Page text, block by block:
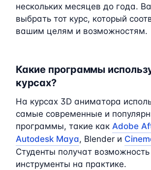
нескольких месяцев до года.
выбрать тот курс, который
вашим целям и возможностям.
Какие программы
курсах?
На курсах 3D аниматора
самые современные и
программы, такие как Adobe
Autodesk Maya, Blender и
Студенты получат возможность
инструменты на практике.